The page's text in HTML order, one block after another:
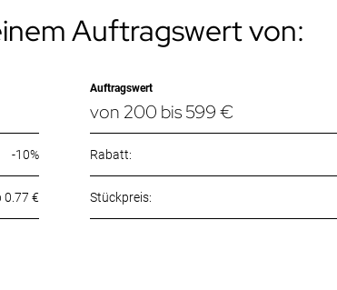
Auftragswert von:
Auftragswert
von 200 bis 599 €
-10% Rabatt:
0.77 €